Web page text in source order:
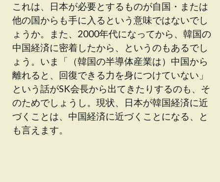
これは、日本が必要とするものが自国・または
他の国からも手に入るという意味ではないでし
ょうか。また、2000年代になってから、韓国の
中国経済に密着したから、というのもあるでし
ょう。いま「（韓国の半導体産業は）中国から
離れると、回復できる力を身につけていない」
という話がSK会長から出てきたりするのも、そ
のためでしょうし。現状、日本が韓国経済に近
づくことは、中国経済に近づくことになる、と
も言えます。